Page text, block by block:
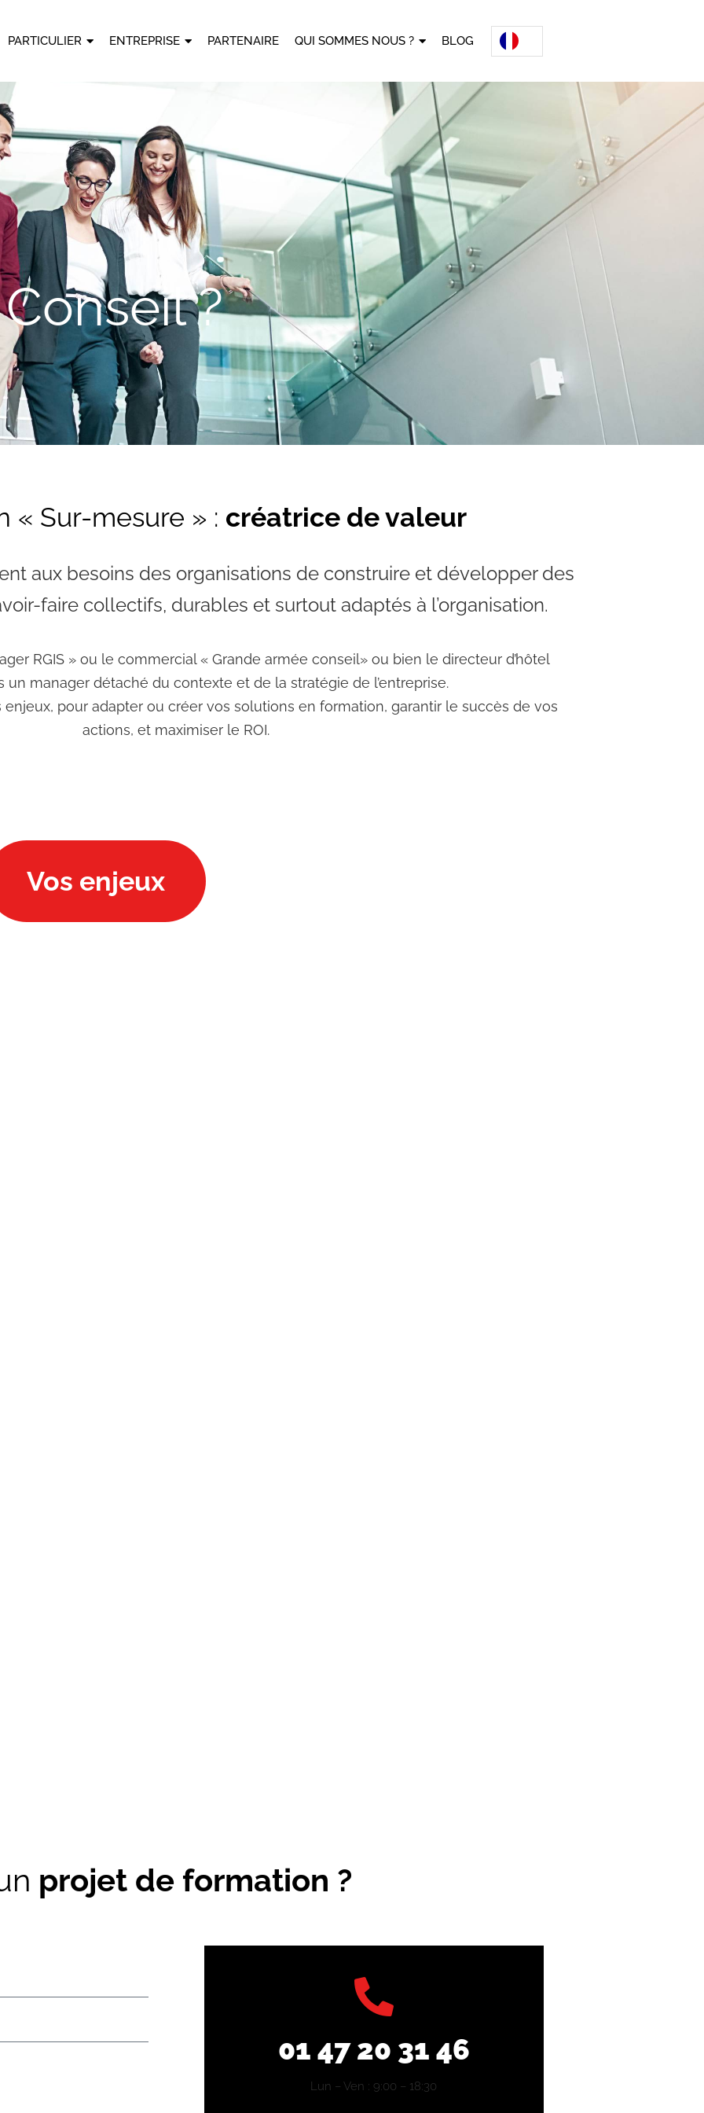
PARTICULIER ENTREPRISE PARTENAIRE QUI SOMMES NOUS ? BLOG
?
« Sur-mesure » : créatrice de valeur
aux besoins des organisations de construire et développer des
faire collectifs, durables et surtout adaptés à l’organisation.
RGIS » ou le commercial « Grande armée conseil» ou bien le directeur d’hôtel
un manager détaché du contexte et de la stratégie de l’entreprise.
pour adapter ou créer vos solutions en formation, garantir le succès de vos
actions, et maximiser le ROI.
Vos enjeux
projet de formation ?
01 47 20 31 46
Lun – Ven : 9:00 – 18:30